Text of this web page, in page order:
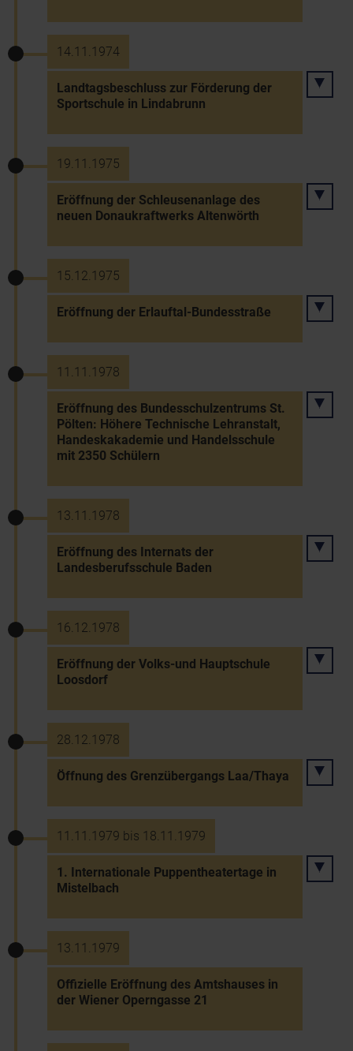
14.11.1974
Landtagsbeschluss zur Förderung der
Sportschule in Lindabrunn
19.11.1975
Eröffnung der Schleusenanlage des
neuen Donaukraftwerks Altenwörth
15.12.1975
Eröffnung der Erlauftal-Bundesstraße
11.11.1978
Eröffnung des Bundesschulzentrums St.
Pölten: Höhere Technische Lehranstalt,
Handeskakademie und Handelsschule
mit 2350 Schülern
13.11.1978
Eröffnung des Internats der
Landesberufsschule Baden
16.12.1978
Eröffnung der Volks-und Hauptschule
Loosdorf
28.12.1978
Öffnung des Grenzübergangs Laa/Thaya
11.11.1979 bis 18.11.1979
1. Internationale Puppentheatertage in
Mistelbach
13.11.1979
Offizielle Eröffnung des Amtshauses in
der Wiener Operngasse 21